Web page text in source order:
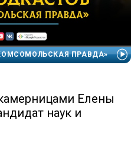
ПРАВДА»
Елены
наук и